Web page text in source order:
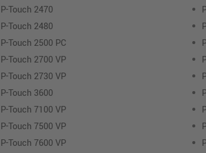
P-Touch 2470
P-Touch 2480
P-Touch 2500 PC
P-Touch 2700 VP
P-Touch 2730 VP
P-Touch 3600
P-Touch 7100 VP
P-Touch 7500 VP
P-Touch 7600 VP